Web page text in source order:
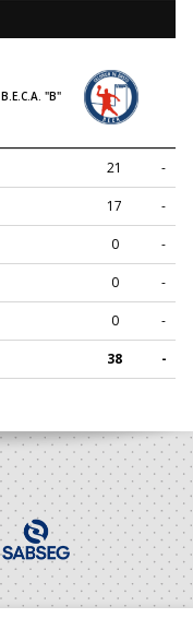
B.E.C.A. "B"
21 -
17 -
0 -
0 -
0 -
38 -